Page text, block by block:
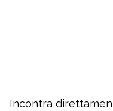
Incontra